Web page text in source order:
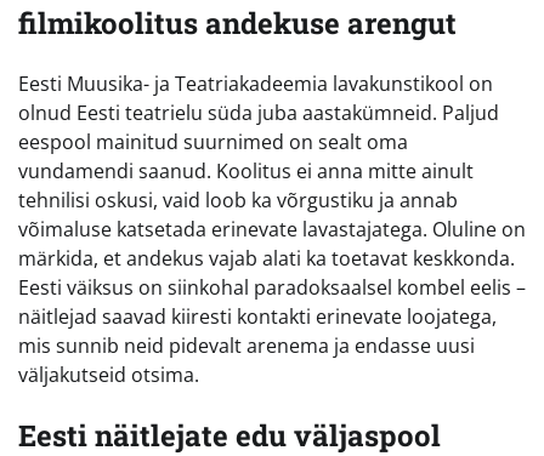
filmikoolitus andekuse arengut
Eesti Muusika- ja Teatriakadeemia lavakunstikool on
olnud Eesti teatrielu süda juba aastakümneid. Paljud
eespool mainitud suurnimed on sealt oma
vundamendi saanud. Koolitus ei anna mitte ainult
tehnilisi oskusi, vaid loob ka võrgustiku ja annab
võimaluse katsetada erinevate lavastajatega. Oluline on
märkida, et andekus vajab alati ka toetavat keskkonda.
Eesti väiksus on siinkohal paradoksaalsel kombel eelis –
näitlejad saavad kiiresti kontakti erinevate loojatega,
mis sunnib neid pidevalt arenema ja endasse uusi
väljakutseid otsima.
Eesti näitlejate edu väljaspool